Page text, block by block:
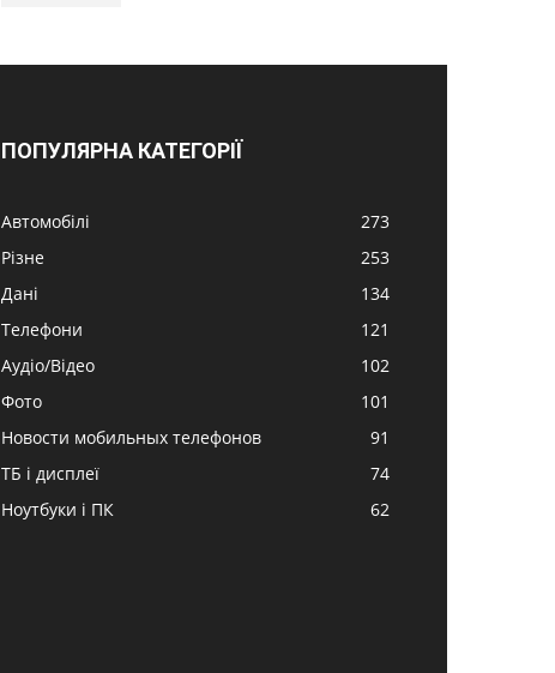
ПОПУЛЯРНА КАТЕГОРІЇ
Автомобілі
273
Різне
253
Дані
134
Телефони
121
Аудіо/Відео
102
Фото
101
Новости мобильных телефонов
91
ТБ і дисплеї
74
Ноутбуки і ПК
62